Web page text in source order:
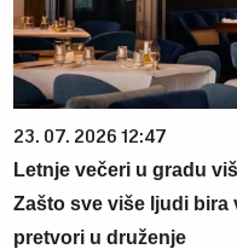
23. 07. 2026 12:47
Letnje večeri u gradu
Zašto sve više ljudi
pretvori u druženje